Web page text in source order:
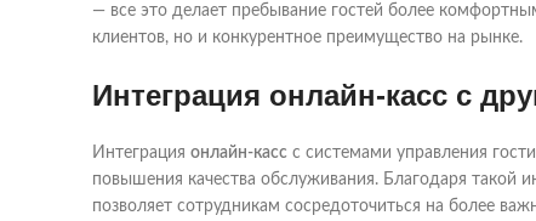
— все это делает пребывание гостей более
клиентов, но и конкурентное преимущество на рынке.
Интеграция онлайн-касс с
Интеграция онлайн-касс с системами управления
повышения качества обслуживания. Благодаря такой
позволяет сотрудникам сосредоточиться на более